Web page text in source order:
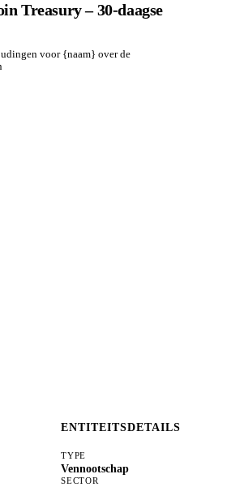
Treasury – 30-daagse
voor {naam} over de
ENTITEITSDETAILS
TYPE
Vennootschap
SECTOR